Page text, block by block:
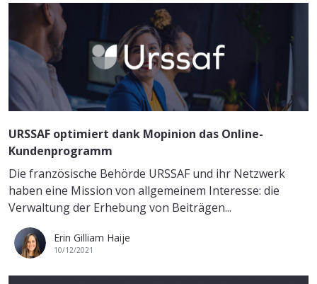
URSSAF optimiert dank Mopinion das Online-
Kundenprogramm
Die französische Behörde URSSAF und ihr Netzwerk
haben eine Mission von allgemeinem Interesse: die
Verwaltung der Erhebung von Beiträgen...
Erin Gilliam Haije
10/12/2021